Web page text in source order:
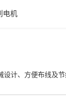
电机
计、方便布线及